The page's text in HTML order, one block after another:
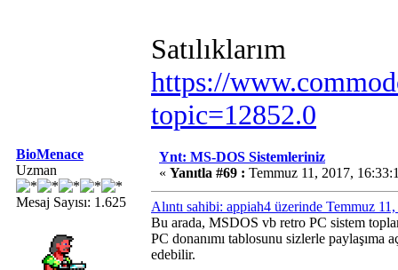
Satılıklarım
https://
topic=12852.0
BioMenace
Uzman
Mesaj Sayısı: 1.625
Ynt: MS-DOS Sistemleriniz
« Yanıtla #69 : Temmuz 11, 2017,
Alıntı sahibi: appiah4 üzerinde Temmuz
Bu arada, MSDOS vb retro PC sistem
PC donanımı tablosunu sizlerle paylaşıma
edebilir.